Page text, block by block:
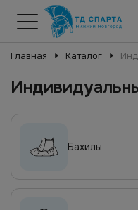
Главная Каталог
Бахилы